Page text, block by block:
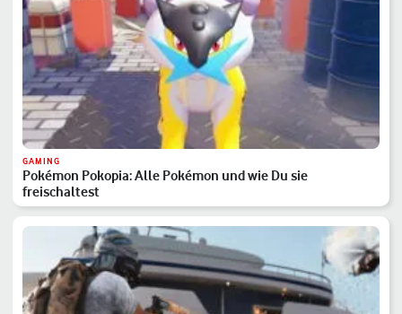
GAMING
Pokémon Pokopia: Alle Pokémon und wie Du sie
freischaltest